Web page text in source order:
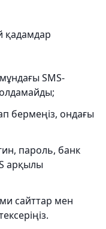
қадамдар
SMS-
бермеңіз, ондағы
пароль, банк
арқылы
сайттар мен